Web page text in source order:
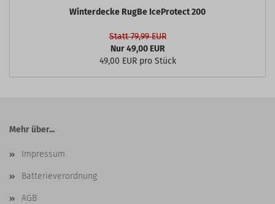
Winterdecke RugBe IceProtect 200
Statt 79,99 EUR
Nur 49,00 EUR
49,00 EUR pro Stück
Mehr über...
Impressum
Batterieverordnung
AGB